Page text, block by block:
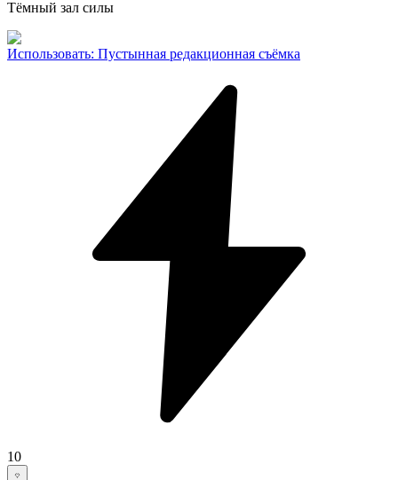
Тёмный зал силы
Использовать: Пустынная редакционная съёмка
10